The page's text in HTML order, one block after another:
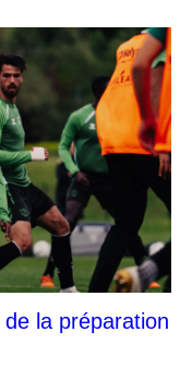
la préparation